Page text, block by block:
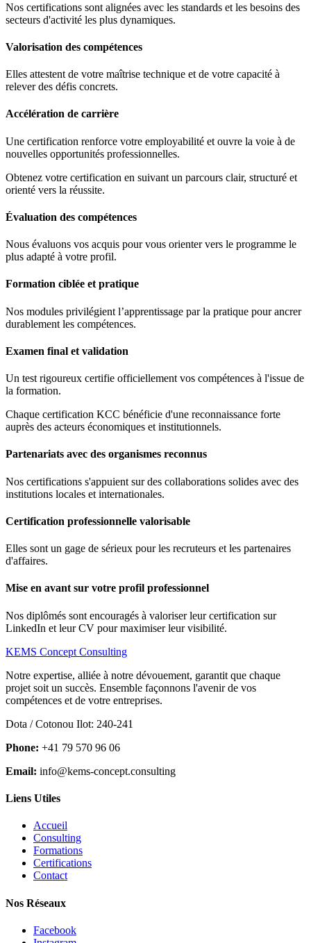
Nos certifications sont alignées avec les standards et les besoins des
secteurs d'activité les plus dynamiques.
Valorisation des compétences
Elles attestent de votre maîtrise technique et de votre capacité à
relever des défis concrets.
Accélération de carrière
Une certification renforce votre employabilité et ouvre la voie à de
nouvelles opportunités professionnelles.
Obtenez votre certification en suivant un parcours clair, structuré et
orienté vers la réussite.
Évaluation des compétences
Nous évaluons vos acquis pour vous orienter vers le programme le
plus adapté à votre profil.
Formation ciblée et pratique
Nos modules privilégient l’apprentissage par la pratique pour ancrer
durablement les compétences.
Examen final et validation
Un test rigoureux certifie officiellement vos compétences à l'issue de
la formation.
Chaque certification KCC bénéficie d'une reconnaissance forte
auprès des acteurs économiques et institutionnels.
Partenariats avec des organismes reconnus
Nos certifications s'appuient sur des collaborations solides avec des
institutions locales et internationales.
Certification professionnelle valorisable
Elles sont un gage de sérieux pour les recruteurs et les partenaires
d'affaires.
Mise en avant sur votre profil professionnel
Nos diplômés sont encouragés à valoriser leur certification sur
LinkedIn et leur CV pour maximiser leur visibilité.
KEMS Concept Consulting
Notre expertise, alliée à notre dévouement, garantit que chaque
projet soit un succès. Ensemble façonnons l'avenir de vos
compétences et de votre entreprises.
Dota / Cotonou Ilot: 240-241
Phone: +41 79 570 96 06
Email: info@kems-concept.consulting
Liens Utiles
Accueil
Consulting
Formations
Certifications
Contact
Nos Réseaux
Facebook